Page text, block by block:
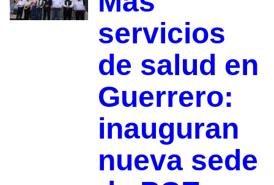
servicios
de salud en
Guerrero:
inauguran
nueva sede